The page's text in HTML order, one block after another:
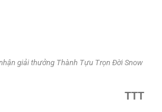
giải thưởng Thành Tựu Trọn Đời Snow
TTT